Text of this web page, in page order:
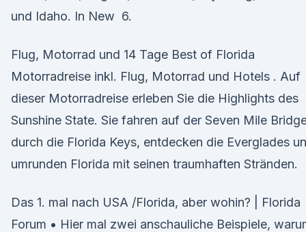
und Idaho. In New 6.
Flug, Motorrad und 14 Tage Best of Florida
Motorradreise inkl. Flug, Motorrad und Hotels . Auf
dieser Motorradreise erleben Sie die Highlights des
Sunshine State. Sie fahren auf der Seven Mile
durch die Florida Keys, entdecken die Everglades
umrunden Florida mit seinen traumhaften Stränden.
Das 1. mal nach USA /Florida, aber wohin? | Florida
Forum • Hier mal zwei anschauliche Beispiele,